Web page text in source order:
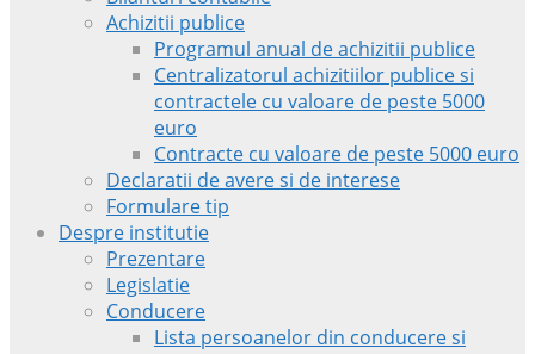
Achizitii publice
Programul anual de achizitii publice
Centralizatorul achizitiilor publice si
contractele cu valoare de peste 5000
euro
Contracte cu valoare de peste 5000 euro
Declaratii de avere si de interese
Formulare tip
Despre institutie
Prezentare
Legislatie
Conducere
Lista persoanelor din conducere si